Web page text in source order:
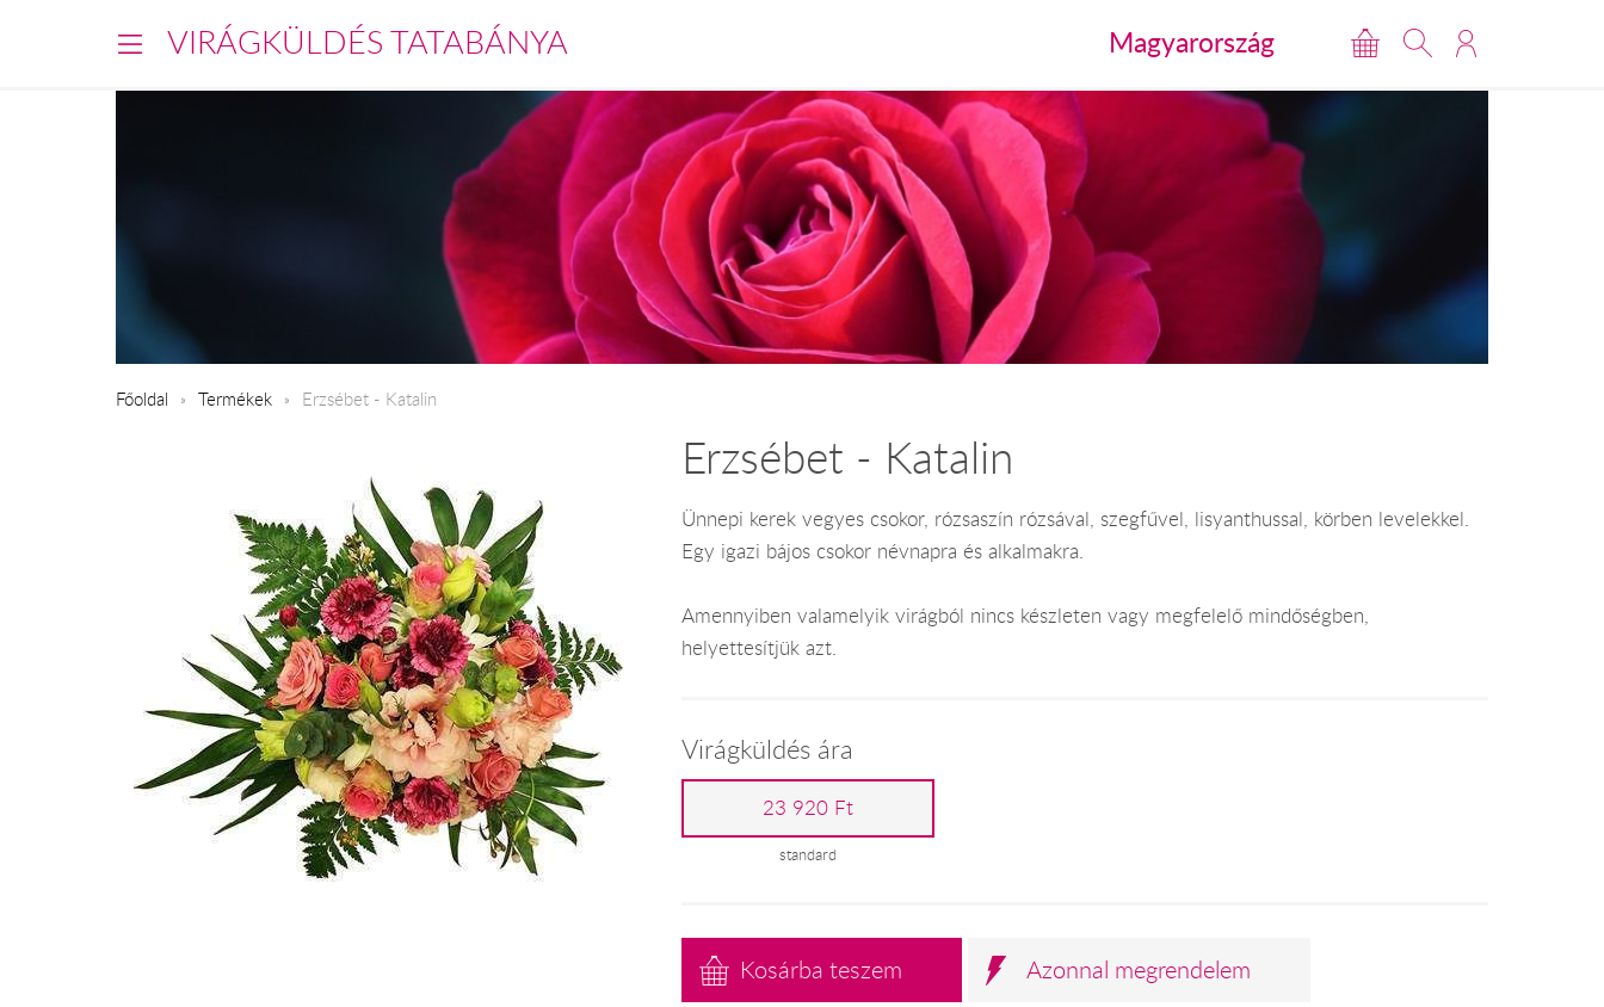
VIRÁGKÜLDÉS TATABÁNYA Magyarország
Főoldal Termékek Erzsébet - Katalin
Erzsébet - Katalin
Ünnepi kerek vegyes csokor, rózsaszín rózsával, szegfűvel, lisyanthussal, körben levelekkel.
Egy igazi bájos csokor névnapra és alkalmakra.
Amennyiben valamelyik virágból nincs készleten vagy megfelelő mindőségben,
helyettesítjük azt.
Virágküldés ára
23 920 Ft
standard
Kosárba teszem Azonnal megrendelem